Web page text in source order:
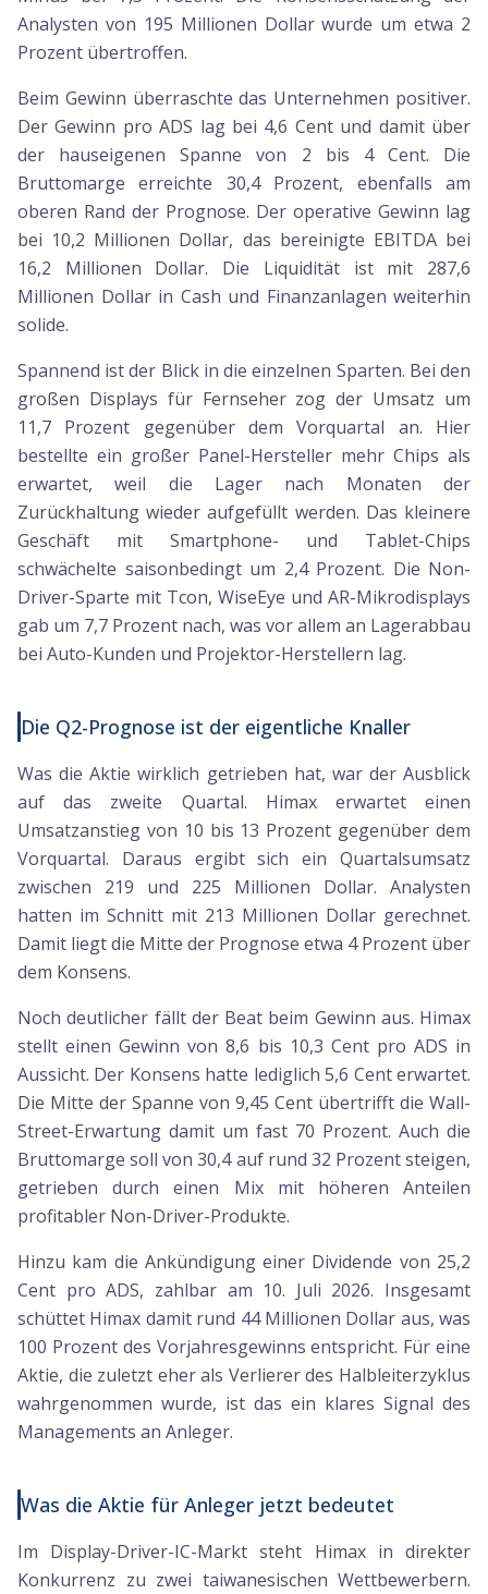
Analysten von 195 Millionen Dollar wurde um etwa 2
Prozent übertroffen.
Beim Gewinn überraschte das Unternehmen positiver.
Der Gewinn pro ADS lag bei 4,6 Cent und damit über
der hauseigenen Spanne von 2 bis 4 Cent. Die
Bruttomarge erreichte 30,4 Prozent, ebenfalls am
oberen Rand der Prognose. Der operative Gewinn lag
bei 10,2 Millionen Dollar, das bereinigte EBITDA bei
16,2 Millionen Dollar. Die Liquidität ist mit 287,6
Millionen Dollar in Cash und Finanzanlagen weiterhin
solide.
Spannend ist der Blick in die einzelnen Sparten. Bei den
großen Displays für Fernseher zog der Umsatz um
11,7 Prozent gegenüber dem Vorquartal an. Hier
bestellte ein großer Panel-Hersteller mehr Chips als
erwartet, weil die Lager nach Monaten der
Zurückhaltung wieder aufgefüllt werden. Das kleinere
Geschäft mit Smartphone- und Tablet-Chips
schwächelte saisonbedingt um 2,4 Prozent. Die Non-
Driver-Sparte mit Tcon, WiseEye und AR-Mikrodisplays
gab um 7,7 Prozent nach, was vor allem an Lagerabbau
bei Auto-Kunden und Projektor-Herstellern lag.
Die Q2-Prognose ist der eigentliche Knaller
Was die Aktie wirklich getrieben hat, war der Ausblick
auf das zweite Quartal. Himax erwartet einen
Umsatzanstieg von 10 bis 13 Prozent gegenüber dem
Vorquartal. Daraus ergibt sich ein Quartalsumsatz
zwischen 219 und 225 Millionen Dollar. Analysten
hatten im Schnitt mit 213 Millionen Dollar gerechnet.
Damit liegt die Mitte der Prognose etwa 4 Prozent über
dem Konsens.
Noch deutlicher fällt der Beat beim Gewinn aus. Himax
stellt einen Gewinn von 8,6 bis 10,3 Cent pro ADS in
Aussicht. Der Konsens hatte lediglich 5,6 Cent erwartet.
Die Mitte der Spanne von 9,45 Cent übertrifft die Wall-
Street-Erwartung damit um fast 70 Prozent. Auch die
Bruttomarge soll von 30,4 auf rund 32 Prozent steigen,
getrieben durch einen Mix mit höheren Anteilen
profitabler Non-Driver-Produkte.
Hinzu kam die Ankündigung einer Dividende von 25,2
Cent pro ADS, zahlbar am 10. Juli 2026. Insgesamt
schüttet Himax damit rund 44 Millionen Dollar aus, was
100 Prozent des Vorjahresgewinns entspricht. Für eine
Aktie, die zuletzt eher als Verlierer des Halbleiterzyklus
wahrgenommen wurde, ist das ein klares Signal des
Managements an Anleger.
Was die Aktie für Anleger jetzt bedeutet
Im Display-Driver-IC-Markt steht Himax in direkter
Konkurrenz zu zwei taiwanesischen Wettbewerbern.